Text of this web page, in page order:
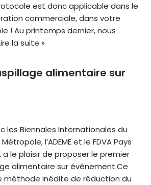
est donc applicable dans le
commerciale, dans votre
! Au printemps dernier, nous
la suite »
alimentaire sur
les Biennales Internationales du
l’ADEME et le FDVA Pays
a le plaisir de proposer le premier
alimentaire sur événement.Ce
méthode inédite de réduction du